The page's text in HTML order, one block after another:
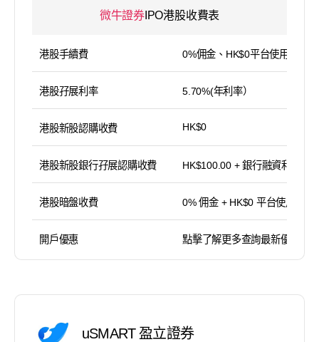
微牛證券IPO港股收費表
港股手續費 0%佣金、HK$0平台使用費
港股孖展利率 5.70%(年利率）
港股新股認購收費 HK$0
港股新股銀行孖展認購收費 HK$100.00 + 銀行融資利息
港股暗盤收費 0% 佣金 + HK$0 平台使用費
開戶優惠 點擊了解更多查詢最新優惠
uSMART 盈立證券